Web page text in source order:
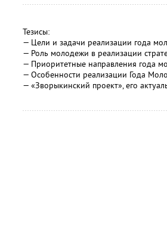
Тезисы:
— Цели и задачи реализации года
— Роль молодежи в реализации
— Приоритетные направления года
— Особенности реализации Года
— «Зворыкинский проект», его